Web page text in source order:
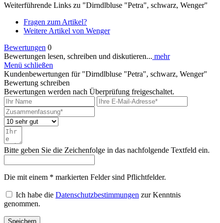
Weiterführende Links zu "Dirndlbluse "Petra", schwarz, Wenger"
Fragen zum Artikel?
Weitere Artikel von Wenger
Bewertungen 0
Bewertungen lesen, schreiben und diskutieren... mehr
Menü schließen
Kundenbewertungen für "Dirndlbluse "Petra", schwarz, Wenger"
Bewertung schreiben
Bewertungen werden nach Überprüfung freigeschaltet.
Bitte geben Sie die Zeichenfolge in das nachfolgende Textfeld ein.
Die mit einem * markierten Felder sind Pflichtfelder.
Ich habe die Datenschutzbestimmungen zur Kenntnis
genommen.
Speichern